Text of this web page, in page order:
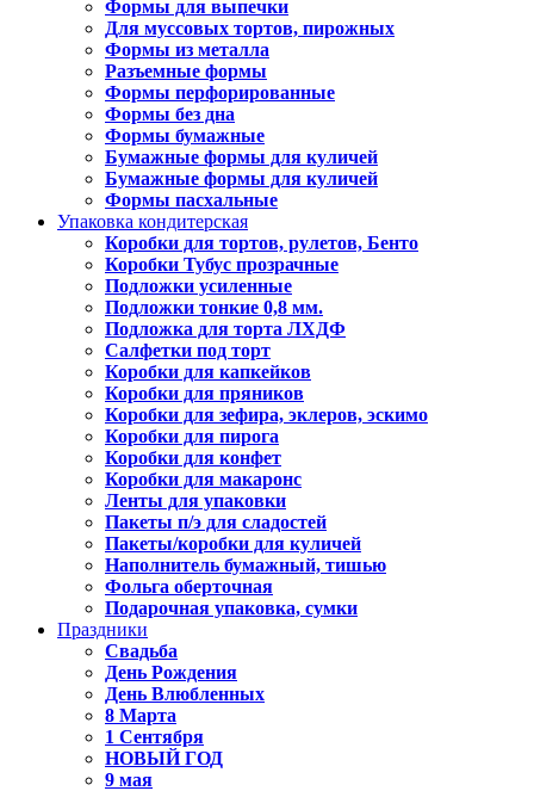
Формы для выпечки
Для муссовых тортов, пирожных
Формы из металла
Разъемные формы
Формы перфорированные
Формы без дна
Формы бумажные
Бумажные формы для куличей
Бумажные формы для куличей
Формы пасхальные
Упаковка кондитерская
Коробки для тортов, рулетов, Бенто
Коробки Тубус прозрачные
Подложки усиленные
Подложки тонкие 0,8 мм.
Подложка для торта ЛХДФ
Салфетки под торт
Коробки для капкейков
Коробки для пряников
Коробки для зефира, эклеров, эскимо
Коробки для пирога
Коробки для конфет
Коробки для макаронс
Ленты для упаковки
Пакеты п/э для сладостей
Пакеты/коробки для куличей
Наполнитель бумажный, тишью
Фольга оберточная
Подарочная упаковка, сумки
Праздники
Свадьба
День Рождения
День Влюбленных
8 Марта
1 Сентября
НОВЫЙ ГОД
9 мая